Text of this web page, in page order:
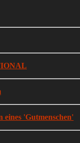
eines 'Gutmenschen'